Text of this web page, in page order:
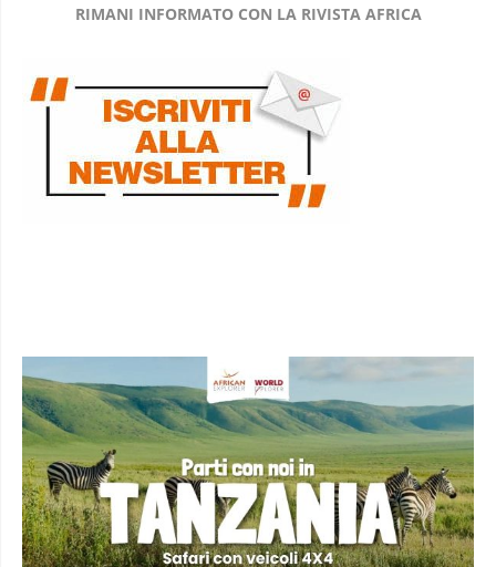
RIMANI INFORMATO CON LA RIVISTA AFRICA